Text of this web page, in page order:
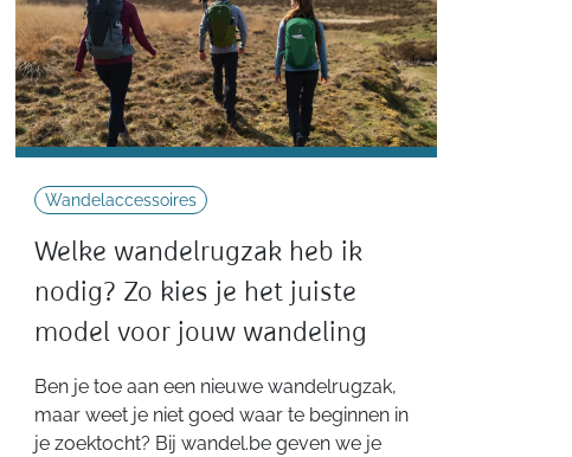
Wandelaccessoires
Welke wandelrugzak heb ik
nodig? Zo kies je het juiste
model voor jouw wandeling
Ben je toe aan een nieuwe wandelrugzak,
maar weet je niet goed waar te beginnen in
je zoektocht? Bij wandel.be geven we je